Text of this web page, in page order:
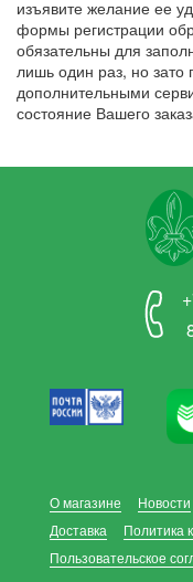
изъявите желание ее
формы регистрации
обязательны для
лишь один раз, но зато
дополнительными
состояние Вашего
О магазине Новости
Доставка
Политика
Пользовательское